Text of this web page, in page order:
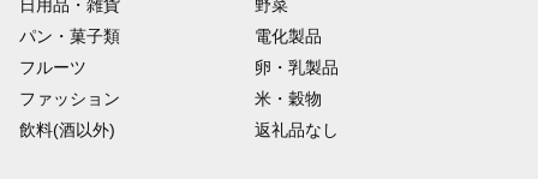
日用品・雑貨
野菜
パン・菓子類
電化製品
フルーツ
卵・乳製品
ファッション
米・穀物
飲料(酒以外)
返礼品なし